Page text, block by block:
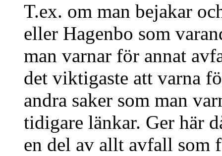
T.ex. om man bejakar
eller Hagenbo som
man varnar för annat
det viktigaste att varna
andra saker som man
tidigare länkar. Ger här
en del av allt avfall som